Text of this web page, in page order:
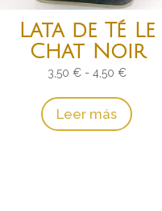
Lata de Té Le
Chat Noir
3,50 € - 4,50 €Rango
precios:
Leer más